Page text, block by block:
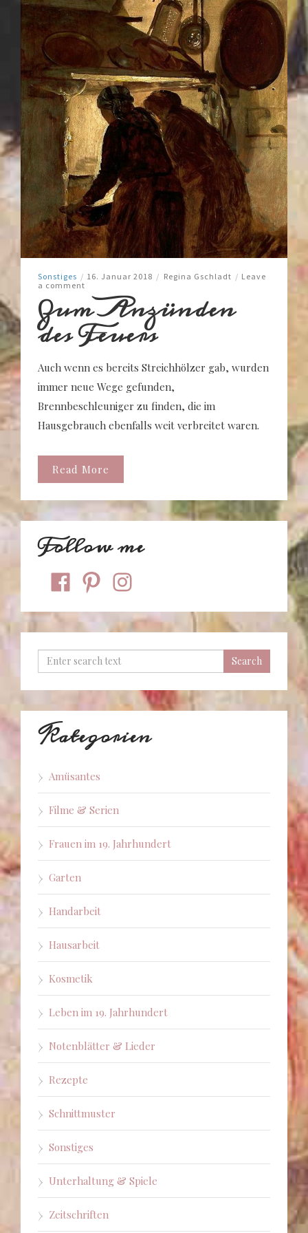
Sonstiges / 16. Januar 2018 / Regina Gschladt / Leave
a comment
Zum Anzünden
des Feuers
Auch wenn es bereits Streichhölzer gab, wurden
immer neue Wege gefunden,
Brennbeschleuniger zu finden, die im
Hausgebrauch ebenfalls weit verbreitet waren.
Read More
Follow me
facebookpinterestinstagram
Kategorien
Amüsantes
Filme & Serien
Frauen im 19. Jahrhundert
Garten
Handarbeit
Hausarbeit
Kosmetik
Leben im 19. Jahrhundert
Notenblätter & Lieder
Rezepte
Schnittmuster
Sonstiges
Unterhaltung & Spiele
Zeitschriften